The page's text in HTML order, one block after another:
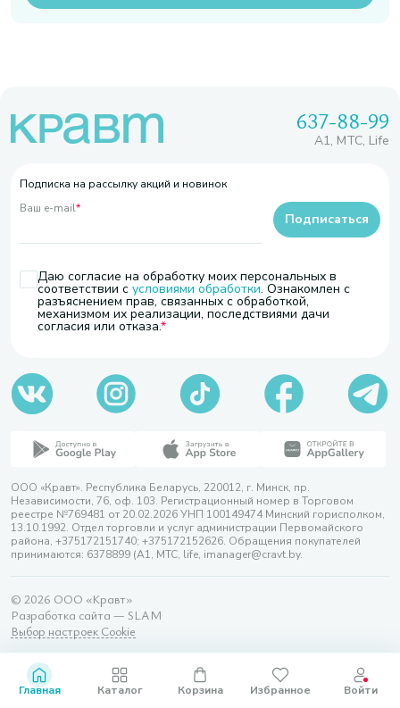
637-88-99
A1, МТС, Life
Подписка на рассылку акций и новинок
Ваш e-mail*
Даю согласие на обработку моих персональных в
соответствии с условиями обработки. Ознакомлен с
разъяснением прав, связанных с обработкой,
механизмом их реализации, последствиями дачи
согласия или отказа.
Подписаться
ООО «Кравт». Республика Беларусь, 220012, г. Минск, пр.
Независимости, 76, оф. 103. Регистрационный номер в Торговом
реестре №769481 от 20.02.2026 УНП 100149474 Минский горисполком,
13.10.1992. Отдел торговли и услуг администрации Первомайского
района, +375172151740; +375172152626. Обращения покупателей
принимаются: 6378899 (А1, МТС, life, imanager@cravt.by.
© 2026 ООО «Кравт»
Разработка сайта — SLAM
Выбор настроек Cookie
Главная Каталог Корзина Избранное Войти